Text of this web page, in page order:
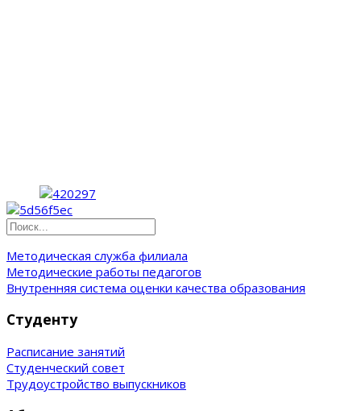
Методическая служба филиала
Методические работы педагогов
Внутренняя система оценки качества образования
Студенту
Расписание занятий
Студенческий совет
Трудоустройство выпускников